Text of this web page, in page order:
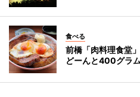
食べる
前橋「肉料理食堂
どーんと400グラム